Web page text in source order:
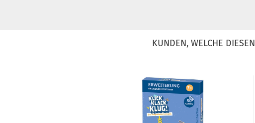
KUNDEN, WELCHE